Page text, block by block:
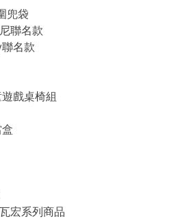
兜袋
聯名款
名款
戲桌椅組
宏系列商品